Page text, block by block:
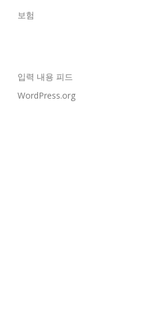
보험
입력 내용 피드
WordPress.org